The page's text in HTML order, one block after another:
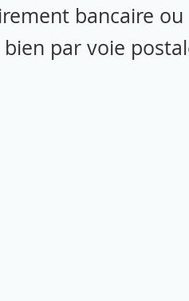
bancaire
par voie